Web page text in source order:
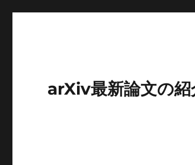
arXiv最新論文の紹